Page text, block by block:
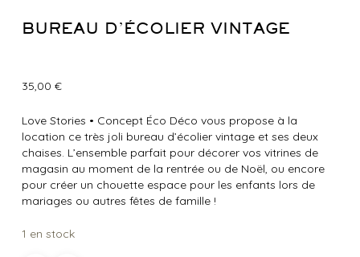
BUREAU D’ÉCOLIER VINTAGE
35,00 €
Love Stories • Concept Éco Déco vous propose à la
location ce très joli bureau d’écolier vintage et ses deux
chaises. L’ensemble parfait pour décorer vos vitrines de
magasin au moment de la rentrée ou de Noël, ou encore
pour créer un chouette espace pour les enfants lors de
mariages ou autres fêtes de famille !
1 en stock